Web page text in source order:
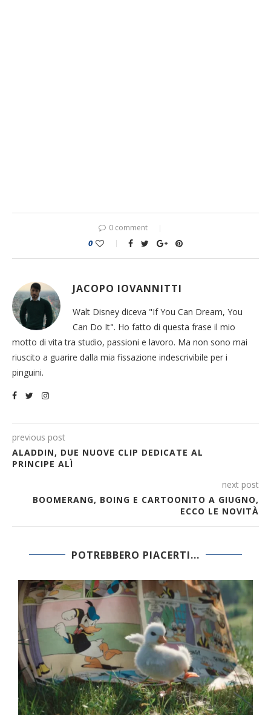
0 comment
0
JACOPO IOVANNITTI
Walt Disney diceva "If You Can Dream, You
Can Do It". Ho fatto di questa frase il mio
motto di vita tra studio, passioni e lavoro. Ma non sono mai
riuscito a guarire dalla mia fissazione indescrivibile per i
pinguini.
previous post
ALADDIN, DUE NUOVE CLIP DEDICATE AL
PRINCIPE ALÌ
next post
BOOMERANG, BOING E CARTOONITO A GIUGNO,
ECCO LE NOVITÀ
POTREBBERO PIACERTI...